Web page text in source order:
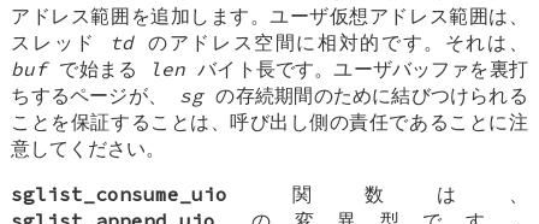
アドレス範囲を追加します。ユーザ仮想アドレス範囲は、
スレッド
tdのアドレス空間に相対的です。それは、
bufで始まる len バイト長です。ユーザバッファを裏打
ちするページが、 sgの存続期間のために結びつけられる
ことを保証することは、呼び出し側の責任であることに注
意してください。
sglist_consume_uio 関数は、